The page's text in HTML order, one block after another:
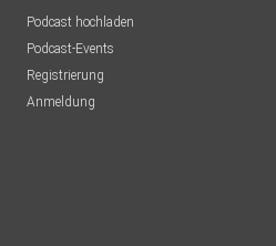
Podcast hochladen
Podcast-Events
Registrierung
Anmeldung